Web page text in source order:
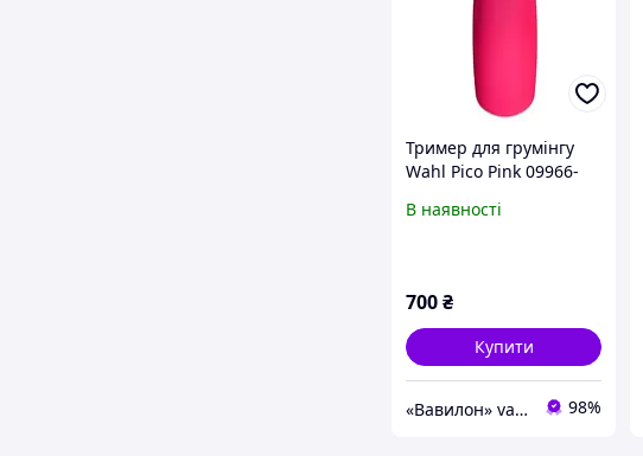
Тример для грумінгу
Wahl Pico Pink 09966-
В наявності
700₴
Купити
«Вавилон» vavilon-shop.com.ua 98%